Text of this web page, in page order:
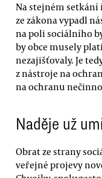
Na stejném
ze zákona vypadl
na poli sociálního
by obce musely
nezajišťovaly. Je
z nástroje na
na ochranu
Naděje už
Obrat ze strany
veřejné projevy